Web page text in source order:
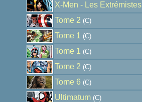
X-Men - Les Extrémistes
Tome 2 (C)
Tome 1
(C)
Tome 1
(C)
Tome 2 (C)
Tome 6 (C)
Ultimatum (C)